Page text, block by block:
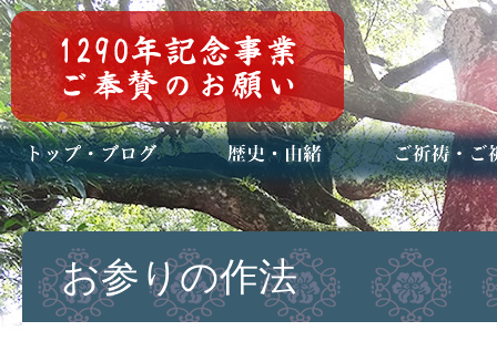
トップページ
ブログ(日々八百万)
お知らせ一覧 歴史・ご祭神
年中行事
メディア掲載 ご祈祷・ご祈
安産祈願
初宮参り
七五三詣
長寿のお祝い
神前結婚式
厄祓い・方位
車のお祓い
地鎮祭
神葬祭（神式
お参りの作法